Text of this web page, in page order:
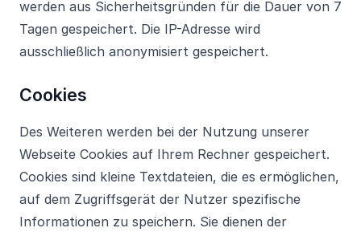
werden aus Sicherheitsgründen für die Dauer von 7
Tagen gespeichert. Die IP-Adresse wird
ausschließlich anonymisiert gespeichert.
Cookies
Des Weiteren werden bei der Nutzung unserer
Webseite Cookies auf Ihrem Rechner gespeichert.
Cookies sind kleine Textdateien, die es ermöglichen,
auf dem Zugriffsgerät der Nutzer spezifische
Informationen zu speichern. Sie dienen der